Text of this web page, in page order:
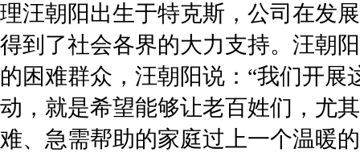
理汪朝阳出生于特克斯，公司在发
得到了社会各界的大力支持。汪朝
的困难群众，汪朝阳说：“我们开展
动，就是希望能够让老百姓们，尤
难、急需帮助的家庭过上一个温暖